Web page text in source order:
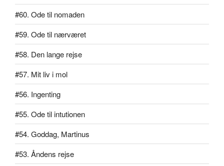
#60. Ode til nomaden
#59. Ode til nærværet
#58. Den lange rejse
#57. Mit liv i mol
#56. Ingenting
#55. Ode til intutionen
#54. Goddag, Martinus
#53. Åndens rejse